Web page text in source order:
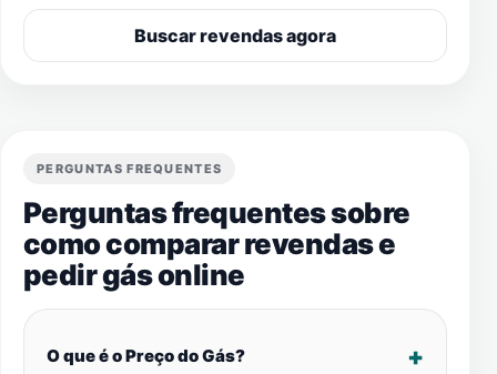
Buscar revendas agora
PERGUNTAS FREQUENTES
Perguntas frequentes sobre
como comparar revendas e
pedir gás online
O que é o Preço do Gás?